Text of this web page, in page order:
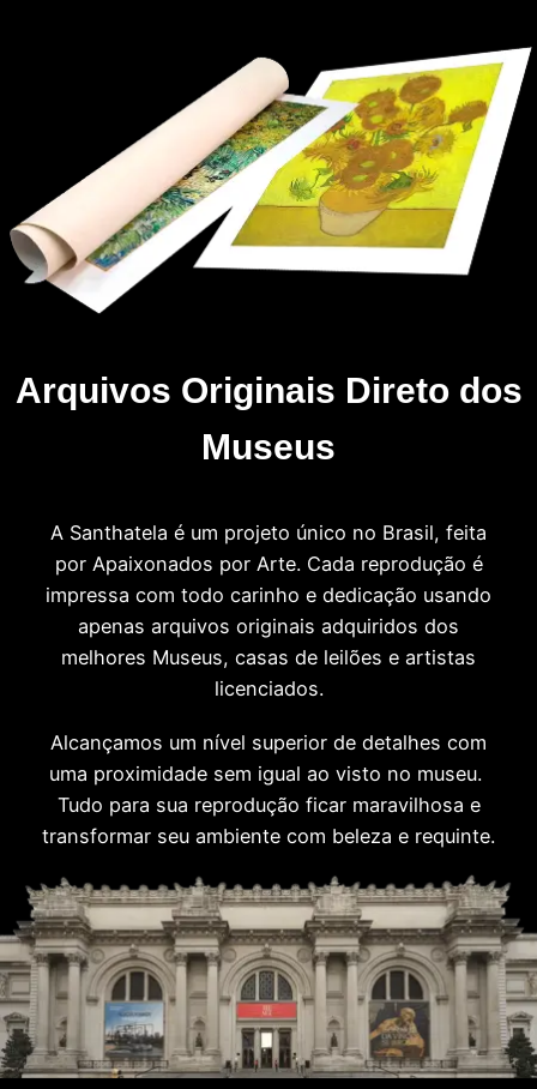
Arquivos Originais Direto dos
Museus
A Santhatela é um projeto único no Brasil, feita
por Apaixonados por Arte. Cada reprodução é
impressa com todo carinho e dedicação usando
apenas arquivos originais adquiridos dos
melhores Museus, casas de leilões e artistas
licenciados.
Alcançamos um nível superior de detalhes com
uma proximidade sem igual ao visto no museu.
Tudo para sua reprodução ficar maravilhosa e
transformar seu ambiente com beleza e requinte.